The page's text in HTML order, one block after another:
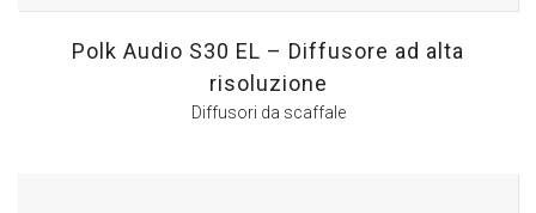
Polk Audio S30 EL – Diffusore ad alta
risoluzione
Diffusori da scaffale